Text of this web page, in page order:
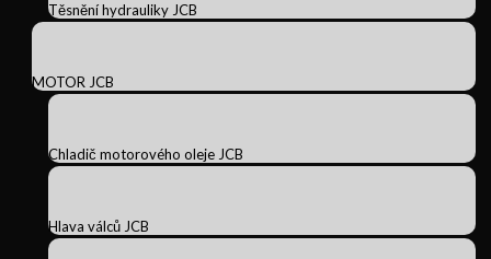
Těsnění hydrauliky JCB
MOTOR JCB
Chladič motorového oleje JCB
Hlava válců JCB